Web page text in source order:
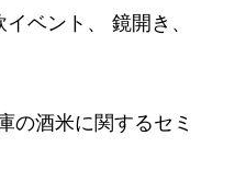
ベント、 鏡開き、
の酒米に関するセミ